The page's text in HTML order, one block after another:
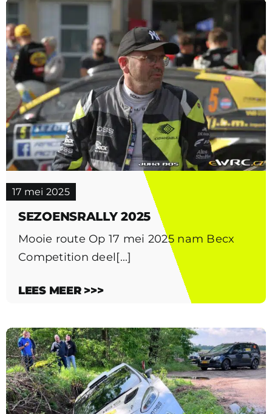
17 mei 2025
SEZOENSRALLY 2025
Mooie route Op 17 mei 2025 nam Becx
Competition deel[...]
LEES MEER >>>